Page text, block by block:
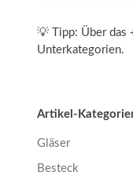
💡 Tipp: Über das
Unterkategorien.
Artikel-
Gläser
Besteck